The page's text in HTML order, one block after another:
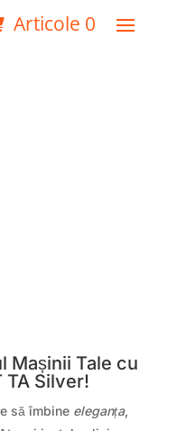
Articole 0
Mașinii Tale cu
TA Silver!
să îmbine eleganța,